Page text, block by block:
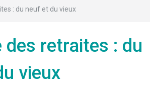
: du neuf et du vieux
des retraites : du
vieux